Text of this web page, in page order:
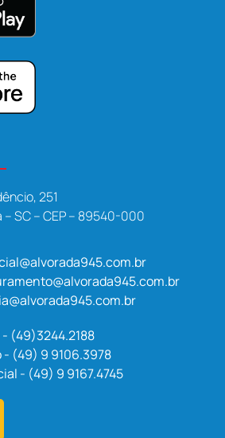
251
SC – CEP – 89540-000
- (49)3244.2188
(49) 9 9106.3978
- (49) 9 9167.4745